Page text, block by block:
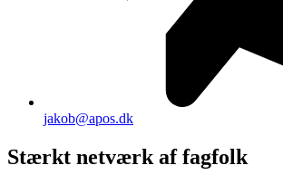
jakob@apos.dk
Stærkt netværk af fagfolk